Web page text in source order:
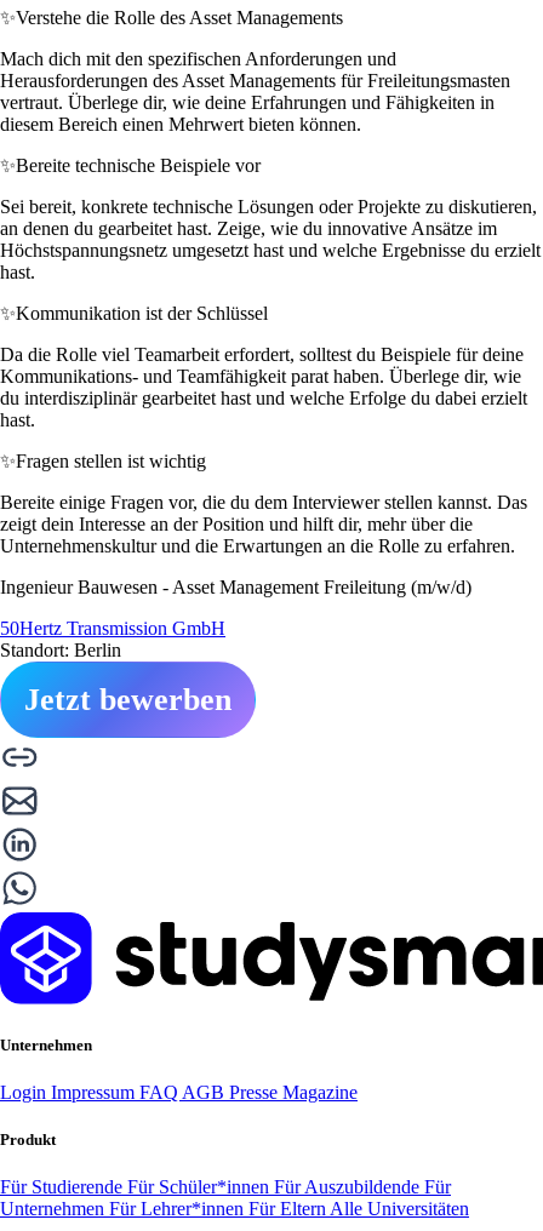
✨Verstehe die Rolle des Asset Managements
Mach dich mit den spezifischen Anforderungen und
Herausforderungen des Asset Managements für Freileitungsmasten
vertraut. Überlege dir, wie deine Erfahrungen und Fähigkeiten in
diesem Bereich einen Mehrwert bieten können.
✨Bereite technische Beispiele vor
Sei bereit, konkrete technische Lösungen oder Projekte zu diskutieren,
an denen du gearbeitet hast. Zeige, wie du innovative Ansätze im
Höchstspannungsnetz umgesetzt hast und welche Ergebnisse du erzielt
hast.
✨Kommunikation ist der Schlüssel
Da die Rolle viel Teamarbeit erfordert, solltest du Beispiele für deine
Kommunikations- und Teamfähigkeit parat haben. Überlege dir, wie
du interdisziplinär gearbeitet hast und welche Erfolge du dabei erzielt
hast.
✨Fragen stellen ist wichtig
Bereite einige Fragen vor, die du dem Interviewer stellen kannst. Das
zeigt dein Interesse an der Position und hilft dir, mehr über die
Unternehmenskultur und die Erwartungen an die Rolle zu erfahren.
Ingenieur Bauwesen - Asset Management Freileitung (m/w/d)
50Hertz Transmission GmbH
Standort: Berlin
Jetzt bewerben
Unternehmen
Login Impressum FAQ AGB Presse Magazine
Produkt
Für Studierende Für Schüler*innen Für Auszubildende Für
Unternehmen Für Lehrer*innen Für Eltern Alle Universitäten